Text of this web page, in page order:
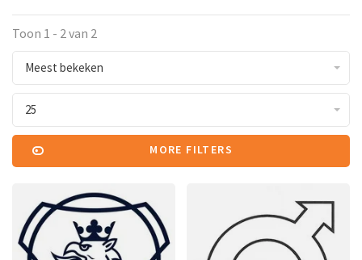
Toon 1 - 2 van 2
Meest bekeken
25
MORE FILTERS